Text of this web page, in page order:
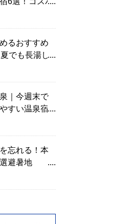
るおすすめ
でも長湯し
｜今週末で
すい温泉宿
忘れる！本
避暑地